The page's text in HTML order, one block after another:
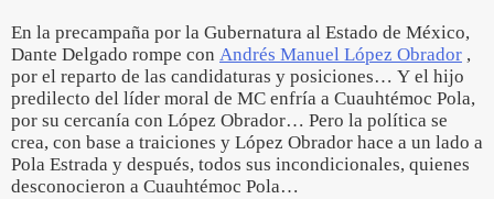
En la precampaña por la Gubernatura al Estado de México,
Dante Delgado rompe con Andrés Manuel López Obrador ,
por el reparto de las candidaturas y posiciones… Y el hijo
predilecto del líder moral de MC enfría a Cuauhtémoc Pola,
por su cercanía con López Obrador… Pero la política se
crea, con base a traiciones y López Obrador hace a un lado a
Pola Estrada y después, todos sus incondicionales, quienes
desconocieron a Cuauhtémoc Pola…